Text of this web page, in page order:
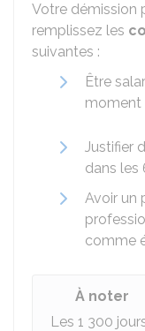
Votre démission
remplissez les
suivantes :
Être
moment
Justifier
dans les
Avoir un
comme
À noter
Les 1 300